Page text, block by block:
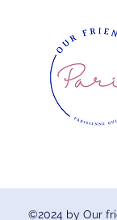
©2024 by Our